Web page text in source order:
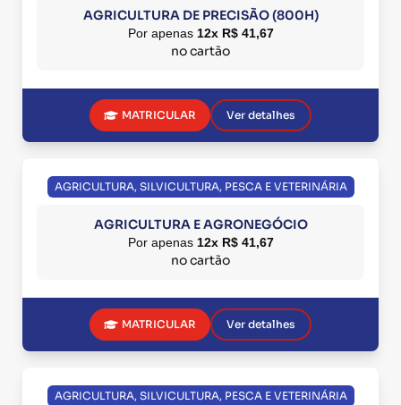
AGRICULTURA DE PRECISÃO (800H)
Por apenas 12x R$ 41,67
no cartão
MATRICULAR Ver detalhes
AGRICULTURA, SILVICULTURA, PESCA E VETERINÁRIA
AGRICULTURA E AGRONEGÓCIO
Por apenas 12x R$ 41,67
no cartão
MATRICULAR Ver detalhes
AGRICULTURA, SILVICULTURA, PESCA E VETERINÁRIA